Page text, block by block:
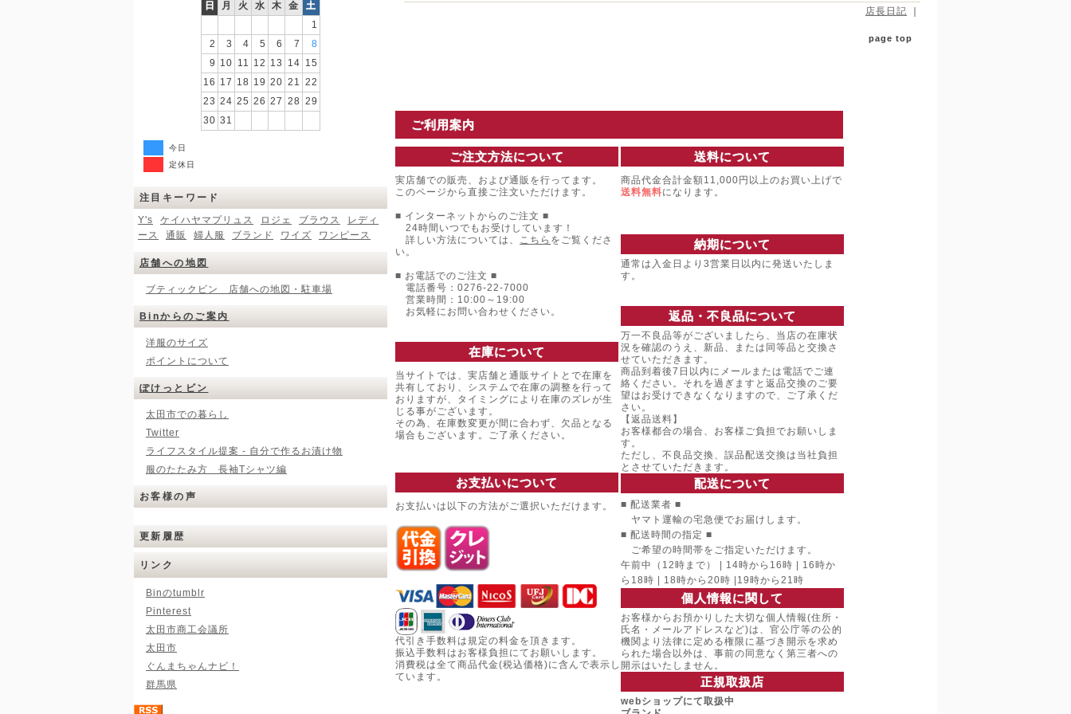
日 月 火 水 木 金
土
1
2
3 4 5 6 7
8
9 10 11 12 13 14 15
16 17 18 19 20 21 22
23 24 25 26 27 28 29
30 31
今日
定休日
注目キーワード
Y's
ケイハヤマプリュス ロジェ ブラウス
レディ
ース
通販 婦人服 ブランド ワイズ ワンピース
店舗への地図
ブティックビン 店舗への地図・駐車場
Binからのご案内
洋服のサイズ
ポイントについて
ぽけっとビン
太田市での暮らし
Twitter
ライフスタイル提案 - 自分で作るお漬け物
服のたたみ方 長袖Tシャツ編
お客様の声
更新履歴
リンク
Binのtumblr
Pinterest
太田市商工会議所
太田市
ぐんまちゃんナビ！
群馬県
店長日記
page top
ご利用案内
ご注文方法について
実店舗での販売、および通販を行ってます。
このページから直接ご注文いただけます。
■ インターネットからのご注文 ■
24時間いつでもお受けしています！
詳しい方法については、 こちら をご覧くださ
い。
■ お電話でのご注文 ■
電話番号：0276-22-7000
営業時間：10:00～19:00
お気軽にお問い合わせください。
在庫について
当サイトでは、実店舗と通販サイトとで在庫を
共有しており、システムで在庫の調整を行って
おりますが、タイミングにより在庫のズレが生
じる事がございます。
その為、在庫数変更が間に合わず、欠品となる
場合もございます。ご了承ください。
お支払いについて
お支払いは以下の方法がご選択いただけます。
代引き手数料は規定の料金を頂きます。
振込手数料はお客様負担にてお願いします。
消費税は全て商品代金(税込価格)に含んで表示し
ています。
送料について
商品代金合計金額11,000円以上のお買い上げで
送料無料になります。
納期について
通常は入金日より3営業日以内に発送いたしま
す。
返品・不良品について
万一不良品等がございましたら、当店の在庫状
況を確認のうえ、新品、または同等品と交換さ
せていただきます。
商品到着後7日以内にメールまたは電話でご連
絡ください。それを過ぎますと返品交換のご要
望はお受けできなくなりますので、ご了承くだ
さい。
【返品送料】
お客様都合の場合、お客様ご負担でお願いしま
す。
ただし、不良品交換、誤品配送交換は当社負担
とさせていただきます。
配送について
■ 配送業者 ■
ヤマト運輸の宅急便でお届けします。
■ 配送時間の指定 ■
ご希望の時間帯をご指定いただけます。
午前中（12時まで） | 14時から16時 | 16時か
ら18時 | 18時から20時 |19時から21時
個人情報に関して
お客様からお預かりした大切な個人情報(住所・
氏名・メールアドレスなど)は、官公庁等の公的
機関より法律に定める権限に基づき開示を求め
られた場合以外は、事前の同意なく第三者への
開示はいたしません。
正規取扱店
webショップにて取扱中